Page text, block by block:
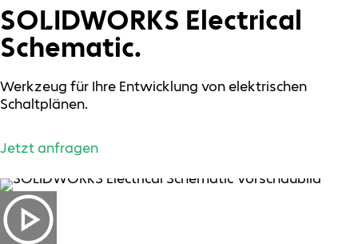
SOLIDWORKS Electrical
Schematic.
Werkzeug für Ihre Entwicklung von elektrischen
Schaltplänen.
Jetzt anfragen